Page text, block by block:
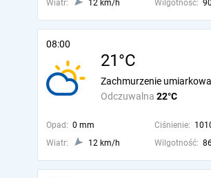
Wiatr: 12 km/h Wilgotność:
08:00
21°C
Odczuwalna 22°C
Zachmurzenie
Opad: 0 mm Ciśnienie:
Wiatr:
12 km/h Wilgotność: